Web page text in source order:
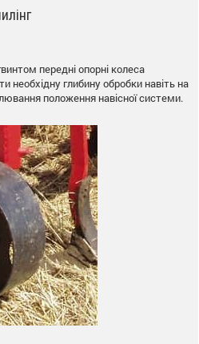
передні опорні колеса
необхідну глибину обробки навіть на
положення навісної системи.